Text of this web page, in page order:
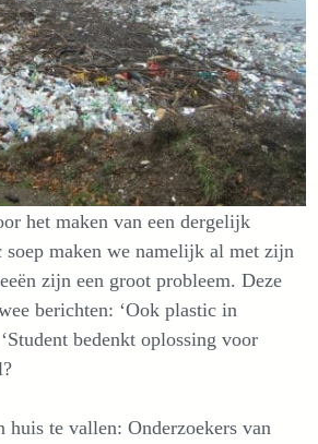
het maken van een dergelijk
soep maken we namelijk al met zijn
zijn een groot probleem. Deze
berichten: ‘Ook plastic in
bedenkt oplossing voor
huis te vallen: Onderzoekers van